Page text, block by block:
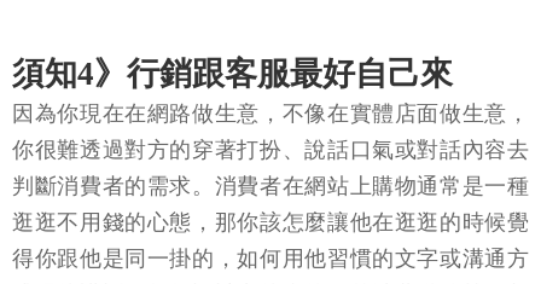
須知4》行銷跟客服最好自己來
因為你現在在網路做生意，不像在實體店面做生意，
你很難透過對方的穿著打扮、說話口氣或對話內容去
判斷消費者的需求。消費者在網站上購物通常是一種
逛逛不用錢的心態，那你該怎麼讓他在逛逛的時候覺
得你跟他是同一掛的，如何用他習慣的文字或溝通方